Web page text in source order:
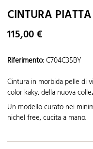
CINTURA
115,00 €
Riferimento:C704C35BY
Cintura in morbida pelle di
color kaky, della nuova
Un modello curato nei
nichel free, cucita a mano.